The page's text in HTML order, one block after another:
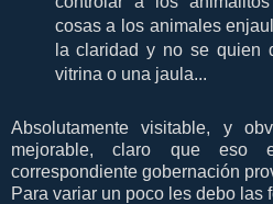
cosas a los animales
la claridad y no se quien
vitrina o una jaula...
Absolutamente visitable, y
mejorable, claro que
correspondiente gobernación
Para variar un poco les debo las